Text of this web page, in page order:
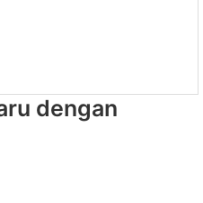
dengan